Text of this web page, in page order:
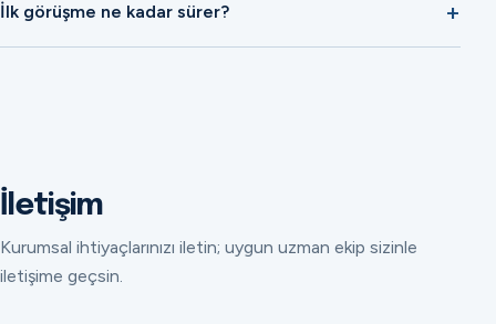
İlk görüşme ne kadar sürer?
İletişim
Kurumsal ihtiyaçlarınızı iletin; uygun uzman ekip sizinle
iletişime geçsin.